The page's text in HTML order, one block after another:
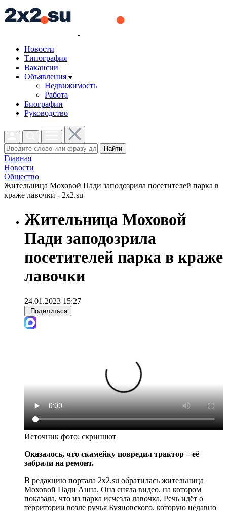
Новости
Типография
Вакансии
Объявления
Недвижимость
Работа
Биографии
Руководство
Найти
Главная
Новости
Общество
Жительница Моховой Пади заподозрила посетителей парка в
краже лавочки - 2x2.su
Жительница Моховой
Пади заподозрила
посетителей парка в краже
лавочки
24.01.2023 15:27
Поделиться
Источник фото: скриншот
Оказалось, что скамейку повредил трактор – её
забрали на ремонт.
В редакцию портала 2x2.su обратилась жительница
Моховой Пади Анна. Она сняла видео, на котором
показала, что из парка исчезла лавочка. Речь идёт о
территории возле ручья Буяновского, которую недавно